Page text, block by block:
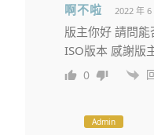
啊不啦 2022 年
版主你好 請問
ISO版本 感謝版
0
Admin